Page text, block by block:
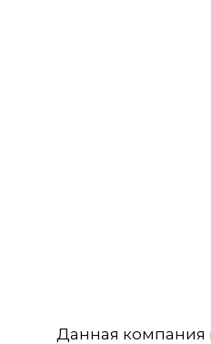
Данная компания